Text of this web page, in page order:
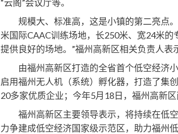
“云阁”会议厅等。
规模大、标准高，这是小镇的第二亮点。
米国际CAAC训练场地，长250米、宽24米
提供良好的场地。”福州高新区相关负责人表
由福州高新区打造的全省首个低空经济小
启用福州无人机（系统）孵化器，打造了集
20多家优质企业；今年5月18日，福州高新
福州高新区主要领导表示，将持续在低空
力争建成低空经济国家级示范区，助力福州